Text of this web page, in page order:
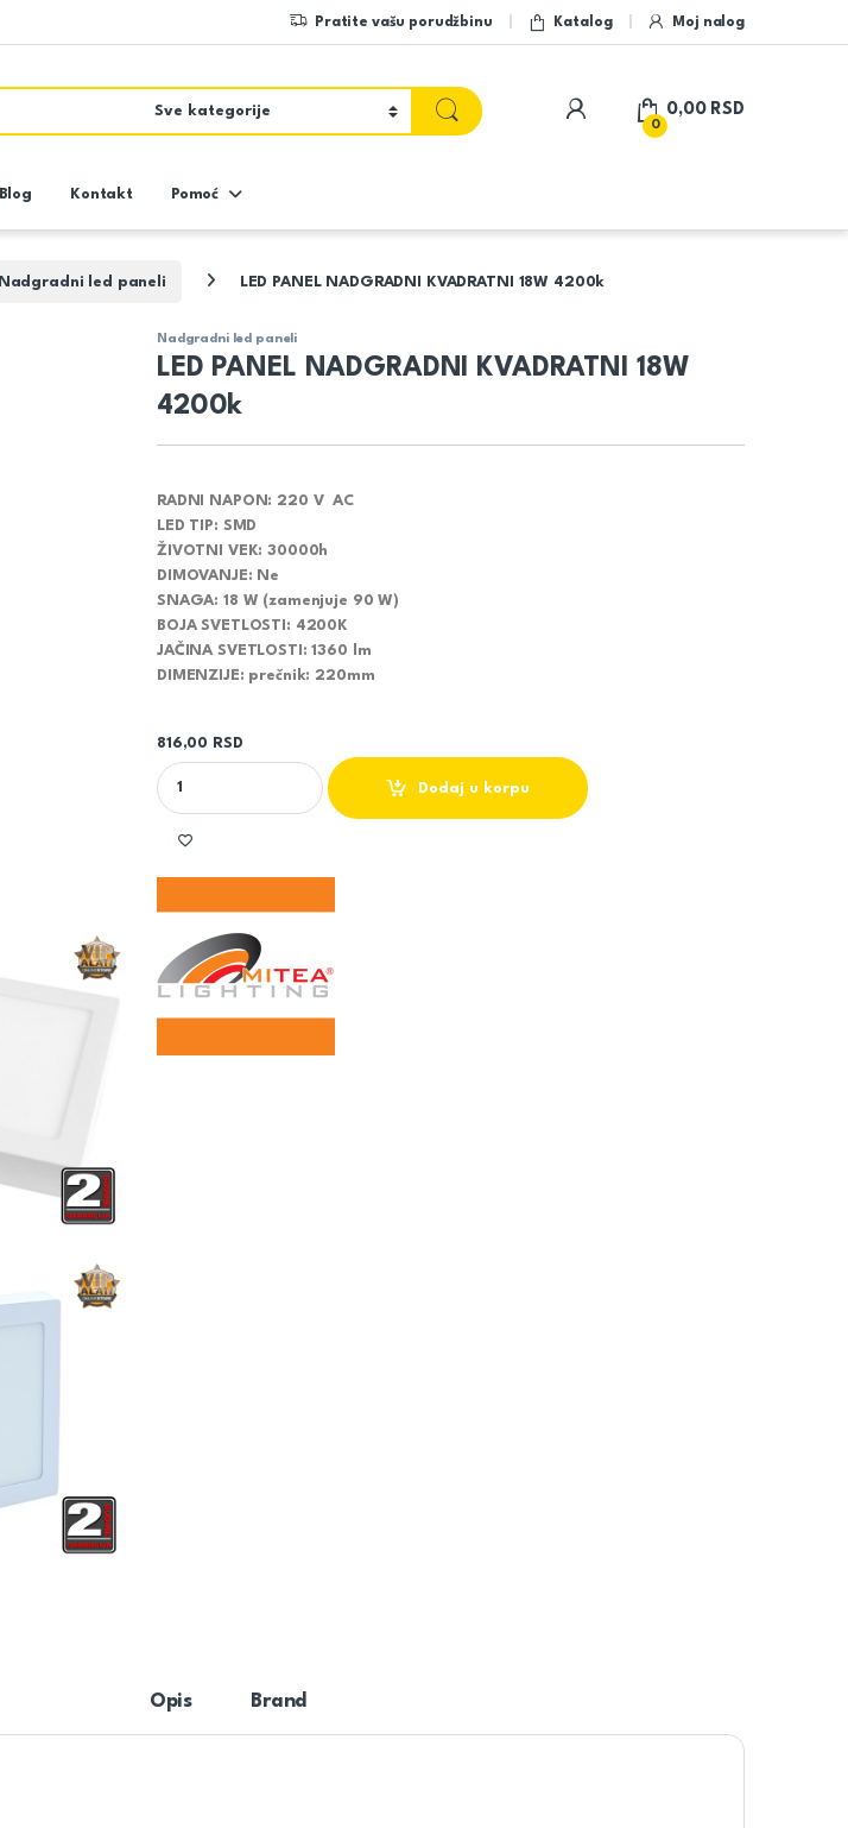
Pratite vašu porudžbinu Katalog Moj nalog
My Account
0
0,00 RSD
Blog Kontakt Pomoć
Nadgradni led paneli LED PANEL NADGRADNI KVADRATNI 18W 4200k
Nadgradni led paneli
LED PANEL NADGRADNI KVADRATNI 18W
4200k
RADNI NAPON: 220 V AC
LED TIP: SMD
ŽIVOTNI VEK: 30000h
DIMOVANJE: Ne
SNAGA: 18 W (zamenjuje 90 W)
BOJA SVETLOSTI : 4200K
JAČINA SVETLOSTI : 1360 lm
DIMENZIJE: prečnik: 220mm
816,00
RSD
LED PANEL NADGRADNI KVADRATNI 18W 4200k quantity
Dodaj u korpu
Opis Brand